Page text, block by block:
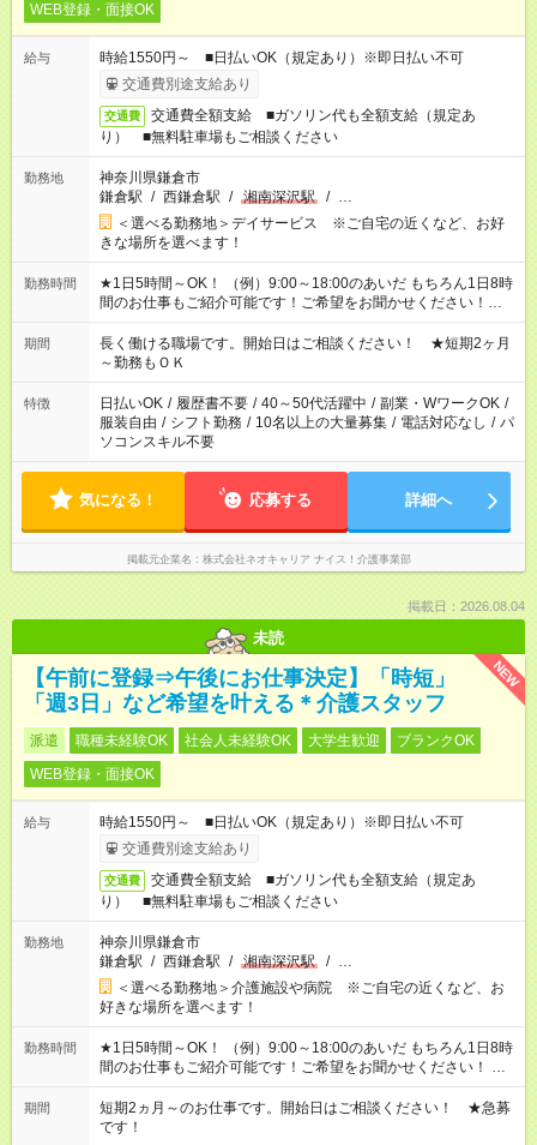
WEB登録・面接OK
給与
時給1550円～ ■日払いOK（規定あり）※即日払い不可
交通費別途支給あり
交通費
交通費全額支給 ■ガソリン代も全額支給（規定あ
り） ■無料駐車場もご相談ください
勤務地
神奈川県鎌倉市
鎌倉駅 / 西鎌倉駅 / 湘南深沢駅 / …
＜選べる勤務地＞デイサービス ※ご自宅の近くなど、お好
きな場所を選べます！
勤務時間
★1日5時間～OK！ （例）9:00～18:00のあいだ もちろん1日8時
間のお仕事もご紹介可能です！ご希望をお聞かせください！★家
庭の都合でお休みが必要な場合も遠慮なくご相談ください。 ※
週最低15時間以上の勤務が必要です
期間
長く働ける職場です。開始日はご相談ください！ ★短期2ヶ月
～勤務もＯＫ
特徴 日払いOK / 履歴書不要 / 40～50代活躍中 / 副業・WワークOK /
服装自由 / シフト勤務 / 10名以上の大量募集 / 電話対応なし / パ
ソコンスキル不要
気になる！ 応募する 詳細へ
掲載元企業名 株式会社ネオキャリア ナイス！介護事業部
掲載日：2026.08.04
未読
NEW
【午前に登録⇒午後にお仕事決定】「時短」
「週3日」など希望を叶える＊介護スタッフ
派遣 職種未経験OK 社会人未経験OK 大学生歓迎
ブランクOK
WEB登録・面接OK
給与
時給1550円～ ■日払いOK（規定あり）※即日払い不可
交通費別途支給あり
交通費
交通費全額支給 ■ガソリン代も全額支給（規定あ
り） ■無料駐車場もご相談ください
勤務地
神奈川県鎌倉市
鎌倉駅 / 西鎌倉駅 / 湘南深沢駅 / …
＜選べる勤務地＞介護施設や病院 ※ご自宅の近くなど、お
好きな場所を選べます！
勤務時間
★1日5時間～OK！ （例）9:00～18:00のあいだ もちろん1日8時
間のお仕事もご紹介可能です！ご希望をお聞かせください！ ※
週最低15時間以上の勤務が必要です
期間
短期2ヵ月～のお仕事です。開始日はご相談ください！ ★急募
です！